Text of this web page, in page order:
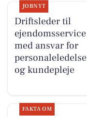
JOBNYT
Driftsleder til
ejendomsservice
med ansvar for
personaleledelse
og kundepleje
FAKTA OM